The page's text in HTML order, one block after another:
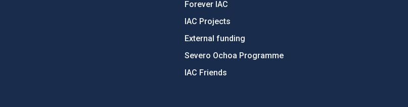
Forever IAC
IAC Projects
External funding
Severo Ochoa Programme
IAC Friends